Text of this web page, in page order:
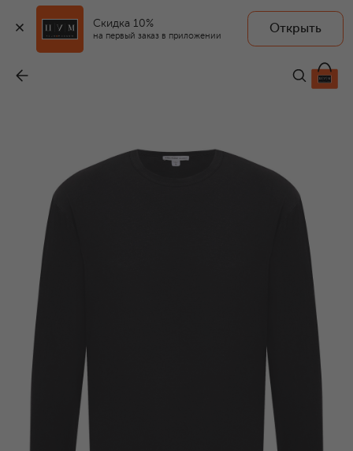
Скидка 10%
на первый заказ в приложении
Открыть
19 200 ₽